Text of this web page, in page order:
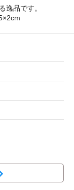
逸品です。